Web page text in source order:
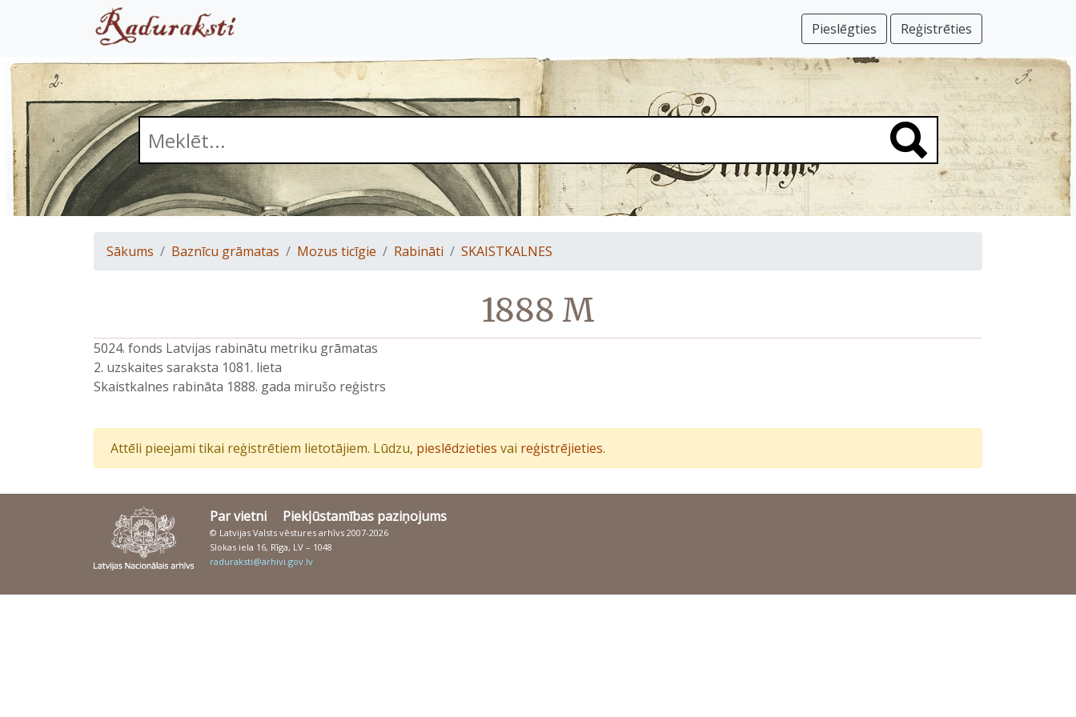
Pieslēgties Reģistrēties
Sākums Baznīcu grāmatas Mozus ticīgie Rabināti SKAISTKALNES
1888 M
5024. fonds Latvijas rabinātu metriku grāmatas
2. uzskaites saraksta 1081. lieta
Skaistkalnes rabināta 1888. gada mirušo reģistrs
Attēli pieejami tikai reģistrētiem lietotājiem. Lūdzu, pieslēdzieties vai reģistrējieties.
Par vietni Piekļūstamības paziņojums
© Latvijas Valsts vēstures arhīvs 2007-2026
Slokas iela 16, Rīga, LV – 1048
raduraksti@arhivi.gov.lv